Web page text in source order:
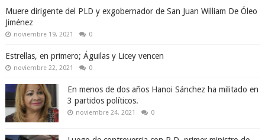
Muere dirigente del PLD y exgobernador de San Juan William De Óleo
Jiménez
noviembre 19, 2021 0
Estrellas, en primero; Águilas y Licey vencen
noviembre 22, 2021 0
En menos de dos años Hanoi Sánchez ha militado en
3 partidos políticos.
noviembre 24, 2021 0